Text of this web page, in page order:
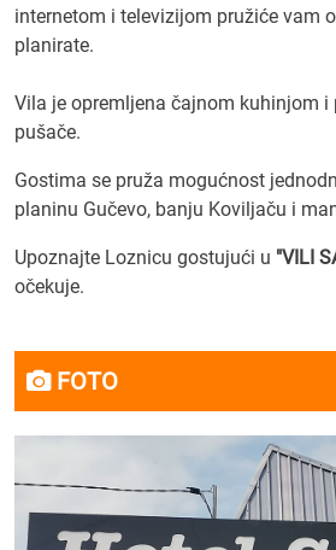
internetom i televizijom pružiće vam
planirate.
Vila je opremljena čajnom kuhinjom i
pušače.
Gostima se pruža mogućnost
planinu Gučevo, banju Koviljaču i
Upoznajte Loznicu gostujući u "VILI
očekuje.
FOTO